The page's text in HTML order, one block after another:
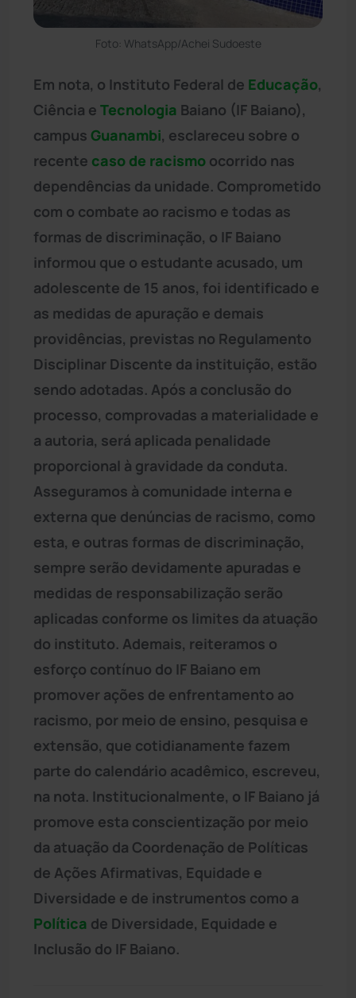
Foto: WhatsApp/Achei Sudoeste
Em nota, o Instituto Federal de Educação,
Ciência e Tecnologia Baiano (IF Baiano),
campus Guanambi, esclareceu sobre o
recente caso de racismo ocorrido nas
dependências da unidade. Comprometido
com o combate ao racismo e todas as
formas de discriminação, o IF Baiano
informou que o estudante acusado, um
adolescente de 15 anos, foi identificado e
as medidas de apuração e demais
providências, previstas no Regulamento
Disciplinar Discente da instituição, estão
sendo adotadas. Após a conclusão do
processo, comprovadas a materialidade e
a autoria, será aplicada penalidade
proporcional à gravidade da conduta.
Asseguramos à comunidade interna e
externa que denúncias de racismo, como
esta, e outras formas de discriminação,
sempre serão devidamente apuradas e
medidas de responsabilização serão
aplicadas conforme os limites da atuação
do instituto. Ademais, reiteramos o
esforço contínuo do IF Baiano em
promover ações de enfrentamento ao
racismo, por meio de ensino, pesquisa e
extensão, que cotidianamente fazem
parte do calendário acadêmico, escreveu,
na nota. Institucionalmente, o IF Baiano já
promove esta conscientização por meio
da atuação da Coordenação de Políticas
de Ações Afirmativas, Equidade e
Diversidade e de instrumentos como a
Política de Diversidade, Equidade e
Inclusão do IF Baiano.